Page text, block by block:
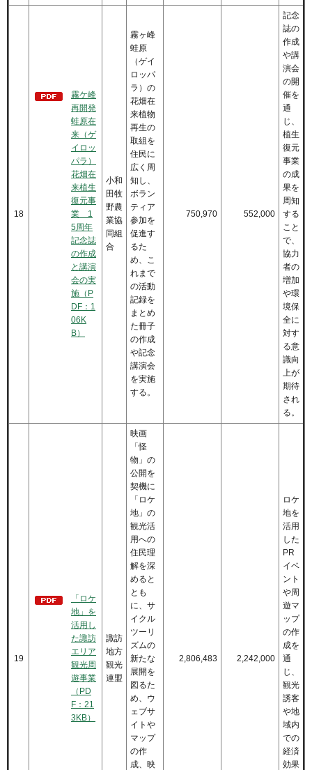
18
霧ケ峰
再開発
蛙原在
来（ゲ
イロッ
パラ）
花畑在
来植生
復元事
業 1
5周年
記念誌
の作成
と講演
会の実
施（P
DF：1
06K
B）
小和
田牧
野農
業協
同組
合
霧ヶ峰
蛙原
（ゲイ
ロッパ
ラ）の
花畑在
来植物
再生の
取組を
住民に
広く周
知し、
ボラン
ティア
参加を
促進す
るた
め、こ
れまで
の活動
記録を
まとめ
た冊子
の作成
や記念
講演会
を実施
する。
750,970 552,000
記念
誌の
作成
や講
演会
の開
催を
通
じ、
植生
復元
事業
の成
果を
周知
する
こと
で、
協力
者の
増加
や環
境保
全に
対す
る意
識向
上が
期待
され
る。
19
「ロケ
地」を
活用し
た諏訪
エリア
観光周
遊事業
（PD
F：21
3KB）
諏訪
地方
観光
連盟
映画
「怪
物」の
公開を
契機に
「ロケ
地」の
観光活
用への
住民理
解を深
めると
とも
に、サ
イクル
ツーリ
ズムの
新たな
展開を
図るた
め、ウ
ェブサ
イトや
マップ
の作
成、映
2,806,483 2,242,000
ロケ
地を
活用
した
PR
イベ
ント
や周
遊マ
ップ
の作
成を
通
じ、
観光
誘客
や地
域内
での
経済
効果